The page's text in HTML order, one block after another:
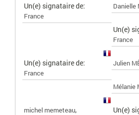
Un(e) signataire de:
France
Danielle
Un(e)
France
Un(e) signataire de:
France
Julien
Mélanie
michel memeteau, Un(e)